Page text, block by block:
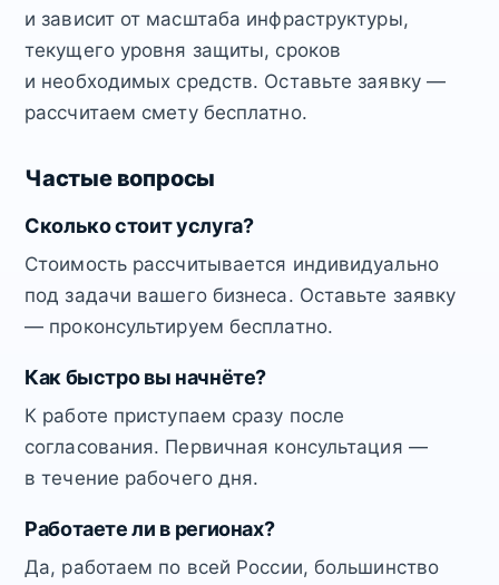
и зависит от масштаба инфраструктуры,
текущего уровня защиты, сроков
и необходимых средств. Оставьте заявку —
рассчитаем смету бесплатно.
Частые вопросы
Сколько стоит услуга?
Стоимость рассчитывается индивидуально
под задачи вашего бизнеса. Оставьте заявку
— проконсультируем бесплатно.
Как быстро вы начнёте?
К работе приступаем сразу после
согласования. Первичная консультация —
в течение рабочего дня.
Работаете ли в регионах?
Да, работаем по всей России, большинство